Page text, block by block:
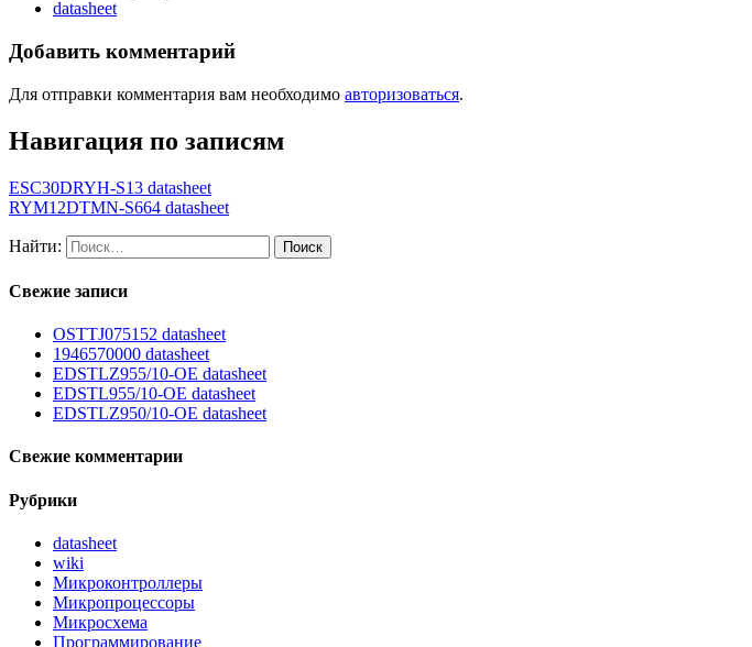
datasheet
Добавить комментарий
Для отправки комментария вам необходимо авторизоваться.
Навигация по записям
ESC30DRYH-S13 datasheet
RYM12DTMN-S664 datasheet
Найти:
Свежие записи
OSTTJ075152 datasheet
1946570000 datasheet
EDSTLZ955/10-OE datasheet
EDSTL955/10-OE datasheet
EDSTLZ950/10-OE datasheet
Свежие комментарии
Рубрики
datasheet
wiki
Микроконтроллеры
Микропроцессоры
Микросхема
Программирование